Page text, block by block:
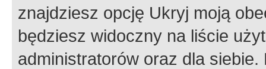
znajdziesz opcję Ukryj moją
będziesz widoczny na liście
administratorów oraz dla